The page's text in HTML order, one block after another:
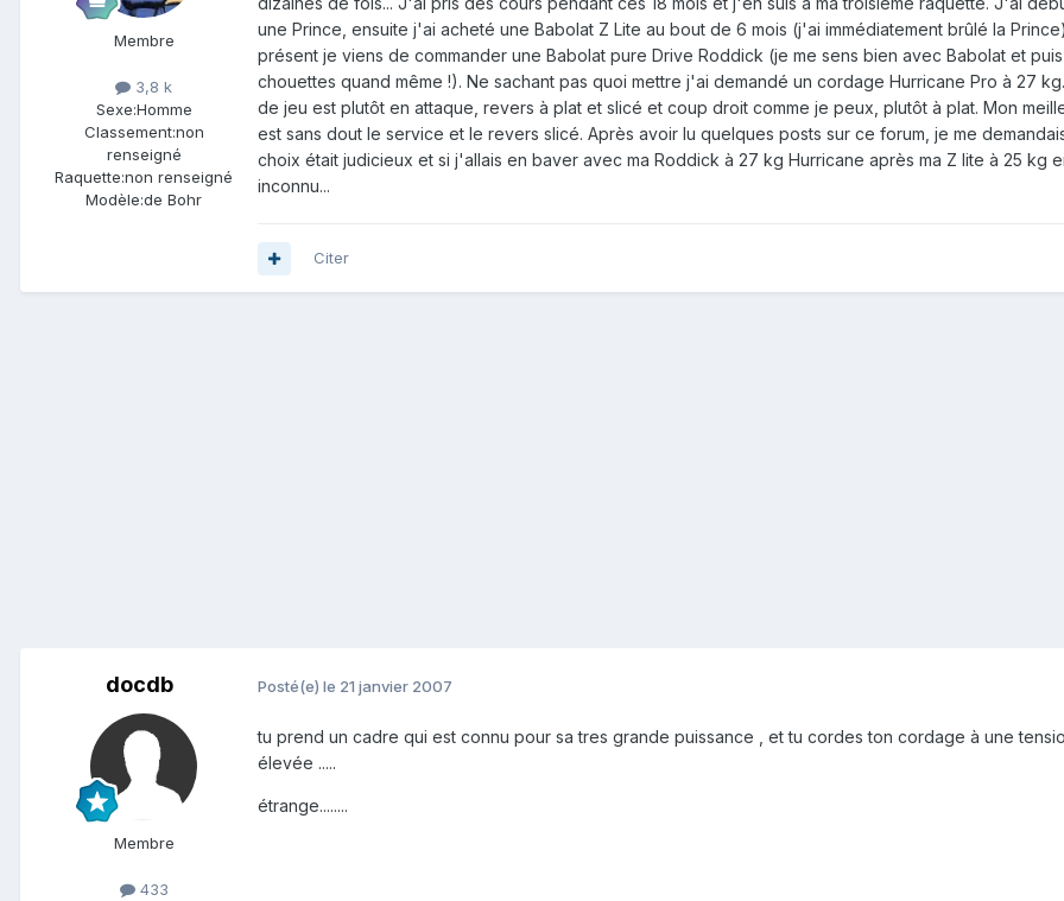
Membre
3,8 k
Sexe:Homme
Classement:non
renseigné
Raquette:non renseigné
Modèle:de Bohr
une Prince, ensuite j'ai acheté une Babolat Z Lite au bout de 6 mois (j'ai immédiatement brûlé la
présent je viens de commander une Babolat pure Drive Roddick (je me sens bien avec Babolat et
chouettes quand même !). Ne sachant pas quoi mettre j'ai demandé un cordage Hurricane Pro à 27
de jeu est plutôt en attaque, revers à plat et slicé et coup droit comme je peux, plutôt à plat. Mon
est sans dout le service et le revers slicé. Après avoir lu quelques posts sur ce forum, je me
choix était judicieux et si j'allais en baver avec ma Roddick à 27 kg Hurricane après ma Z lite à 25 kg
inconnu...
Citer
docdb
Membre
433
Posté(e) le 21 janvier 2007
tu prend un cadre qui est connu pour sa tres grande puissance , et tu cordes ton cordage à une
élevée .....
étrange........